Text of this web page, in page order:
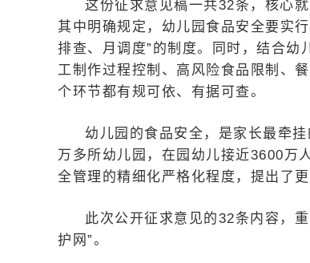
这份征求意见稿一共32条，核心
其中明确规定，幼儿园食品安全要实
排查、月调度”的制度。同时，结合幼
工制作过程控制、高风险食品限制、
个环节都有规可依、有据可查。
幼儿园的食品安全，是家长最牵
万多所幼儿园，在园幼儿接近3600万
全管理的精细化严格化程度，提出了更
此次公开征求意见的32条内容，
护网”。